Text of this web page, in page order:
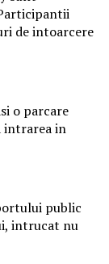
de intoarcere
o parcare
intrarea in
public
intrucat nu